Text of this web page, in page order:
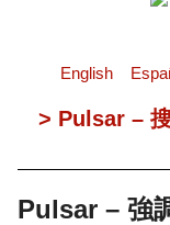
English
> Pulsar –
Pulsar – 強